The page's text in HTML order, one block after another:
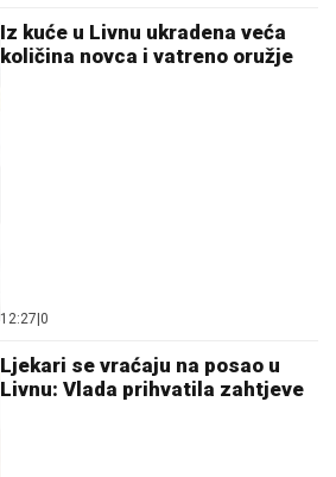
Iz kuće u Livnu ukradena veća
količina novca i vatreno oružje
12:27 0
Ljekari se vraćaju na posao u
Livnu: Vlada prihvatila zahtjeve